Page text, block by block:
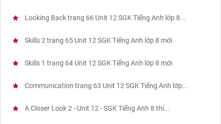
Looking Back trang 66 Unit 12 SGK Tiếng Anh lớp 8...
Skills 2 trang 65 Unit 12 SGK Tiếng Anh lớp 8 mới
Skills 1 trang 64 Unit 12 SGK Tiếng Anh lớp 8 mới
Communication trang 63 Unit 12 SGK Tiếng Anh lớp...
A Closer Look 2 - Unit 12 - SGK Tiếng Anh 8 thí...